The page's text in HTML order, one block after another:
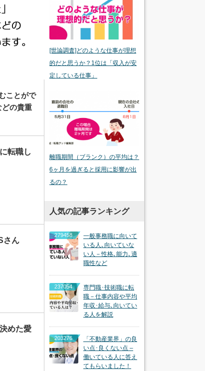
ことがで
どの貴重
転職し
さん
めた愛
[世論調査]どのような仕事が理想
的だと思うか？1位は「収入が安
定している仕事」
離職期間（ブランク）の平均は？
6ヶ月を過ぎると採用に影響が出
るの？
人気の記事ランキング
279458
一般事務職に向いて
いる人､向いていな
い人－性格､能力､適
職性など
237054
専門職･技術職に転
職－仕事内容や平均
年収･給与､向いてい
る人を解説
203276
「不動産業界」の良
い点･良くない点 –
働いている人に答え
てもらいました！